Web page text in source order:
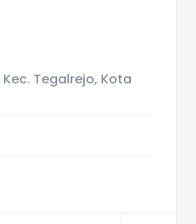
Tegalrejo, Kota